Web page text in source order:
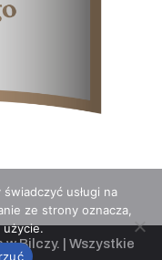
w Bilczy. | Wszystkie
usługi na
ze strony oznacza,
użycie.